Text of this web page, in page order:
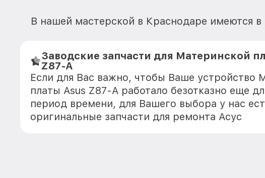
В нашей мастерской в Краснодаре имеются
Заводские запчасти для Материнской
Z87-A
Если для Вас важно, чтобы Ваше устройство
платы Asus Z87-A работало безотказно еще
период времени, для Вашего выбора у нас
оригинальные запчасти для ремонта Асус